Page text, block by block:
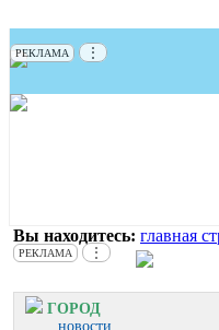
РЕКЛАМА ⋮
Вы находитесь: главная
РЕКЛАМА ⋮
ГОРОД
новости